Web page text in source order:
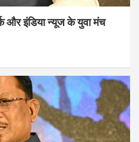
और इंडिया न्यूज के युवा मंच